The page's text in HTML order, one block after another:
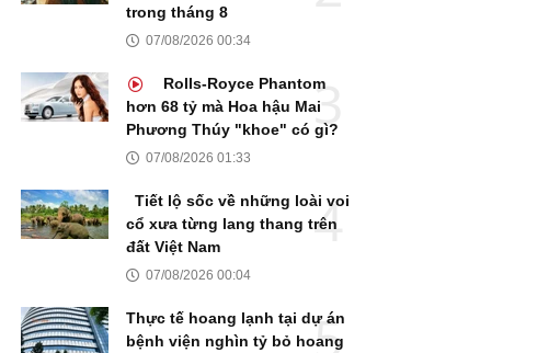
trong tháng 8
07/08/2026 00:34
Rolls-Royce Phantom
hơn 68 tỷ mà Hoa hậu Mai
Phương Thúy "khoe" có gì?
07/08/2026 01:33
Tiết lộ sốc về những loài voi
cổ xưa từng lang thang trên
đất Việt Nam
07/08/2026 00:04
Thực tế hoang lạnh tại dự án
bệnh viện nghìn tỷ bỏ hoang